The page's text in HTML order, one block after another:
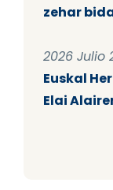
zehar
2026 Julio
Euskal
Elai